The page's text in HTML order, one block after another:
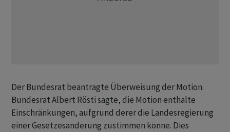
Der Bundesrat beantragte Überweisung der Motion.
Bundesrat Albert Rösti sagte, die Motion enthalte
Einschränkungen, aufgrund derer die Landesregierung
einer Gesetzesänderung zustimmen könne. Dies